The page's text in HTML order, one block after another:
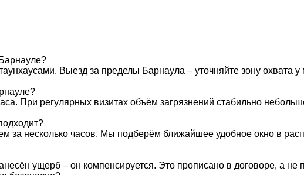
Выезд за пределы Барнаула – уточняйте зону охвата
При регулярных визитах объём загрязнений стабильно
за несколько часов. Мы подберём ближайшее удобное окно в
ущерб – он компенсируется. Это прописано в договоре, а не